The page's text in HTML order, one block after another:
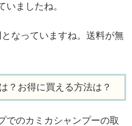
いましたね。
なっていますね。送料が無
？お得に買える方法は？
でのカミカシャンプーの取